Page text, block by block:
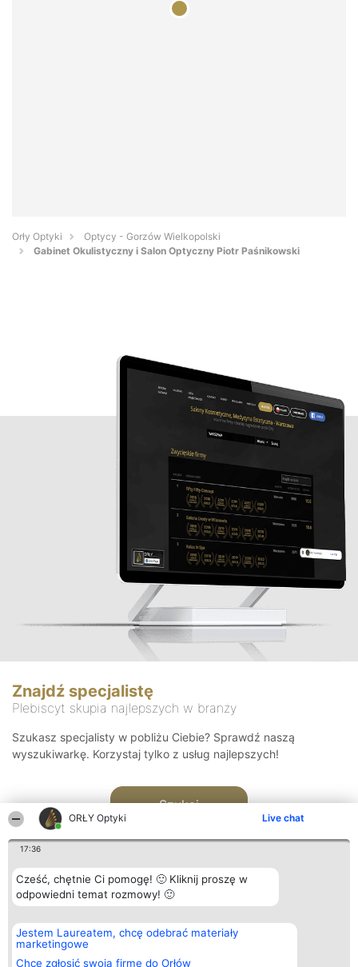
ORŁY Optyki Live chat
17:36
Cześć, chętnie Ci pomogę! 🙂 Kliknij proszę w
odpowiedni temat rozmowy! 🙂
Jestem Laureatem, chcę odebrać materiały
marketingowe
Chcę zgłosić swoją firmę do Orłów
Orły Optyki
Optycy - Gorzów Wielkopolski
Gabinet Okulistyczny i Salon Optyczny Piotr Paśnikowski
Znajdź specjalistę
Plebiscyt skupia najlepszych w branży
Szukasz specjalisty w pobliżu Ciebie? Sprawdź naszą
wyszukiwarkę. Korzystaj tylko z usług najlepszych!
Szukaj
Organizator plebiscytu
Bright Side Solutions sp. z o.
o. sp. k.
ul. Ruska 22
Plebiscyt
Laureaci
wszystkich
Kontakt
Kontakt